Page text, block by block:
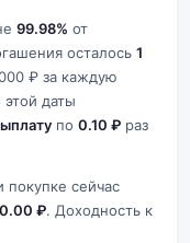
99.98% от
осталось 1
₽ за каждую
даты
по 0.10 ₽ раз
покупке сейчас
0.00 ₽. Доходность к